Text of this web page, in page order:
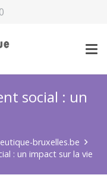
social : un
bruxelles.be
: un impact sur la vie